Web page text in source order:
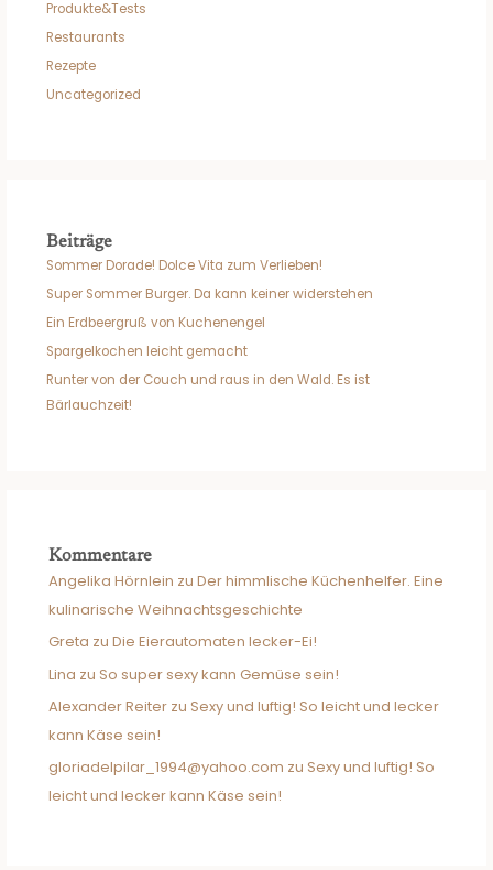
Produkte&Tests
Restaurants
Rezepte
Uncategorized
Beiträge
Sommer Dorade! Dolce Vita zum Verlieben!
Super Sommer Burger. Da kann keiner widerstehen
Ein Erdbeergruß von Kuchenengel
Spargelkochen leicht gemacht
Runter von der Couch und raus in den Wald. Es ist
Bärlauchzeit!
Kommentare
Angelika Hörnlein zuDer himmlische Küchenhelfer. Eine
kulinarische Weihnachtsgeschichte
Greta zuDie Eierautomaten lecker-Ei!
Lina zu So super sexy kann Gemüse sein!
Alexander Reiter zu Sexy und luftig! So leicht und lecker
kann Käse sein!
gloriadelpilar_1994@yahoo.com zu Sexy und luftig! So
leicht und lecker kann Käse sein!